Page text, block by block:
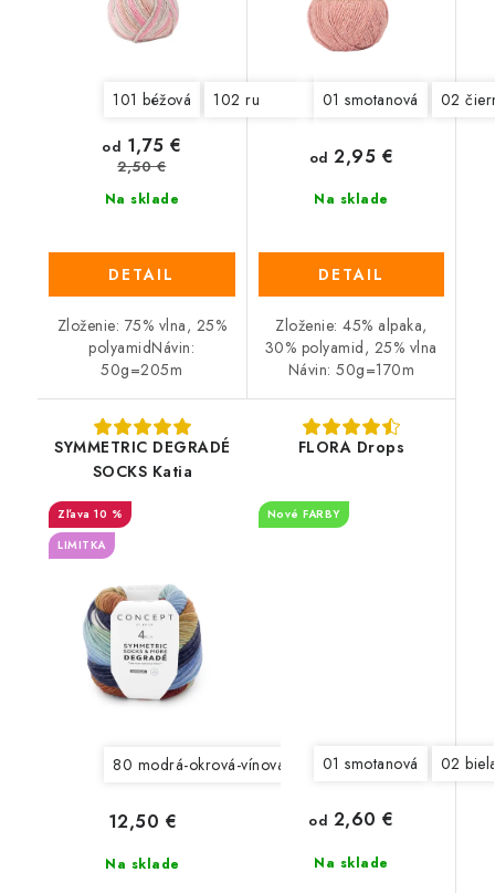
101 béžová 102 ružová 103 šedomodrá 104
Na sklade
od 1,75 €
2,50 €
DETAIL
Zloženie: 75% vlna, 25%
polyamidNávin:
50g=205m
01 smotanová 02
Na sklade
od 2,95 €
DETAIL
Zloženie: 45% alpaka,
30% polyamid, 25% vlna
Návin: 50g=170m
SYMMETRIC DEGRADÉ
SOCKS Katia
10 %
LIMITKA
80 modrá-okrová-vínová 81 zelená-okrová-
Na sklade
12,50 €
FLORA Drops
Nové FARBY
01 smotanová 02
Na sklade
od 2,60 €